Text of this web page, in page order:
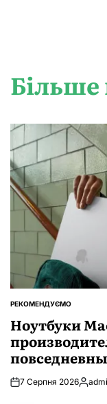
Більше
ОПУБЛІКУВАТИ
РЕКОМЕНДУЄМО
Ноутбуки
7 Серпня 2026